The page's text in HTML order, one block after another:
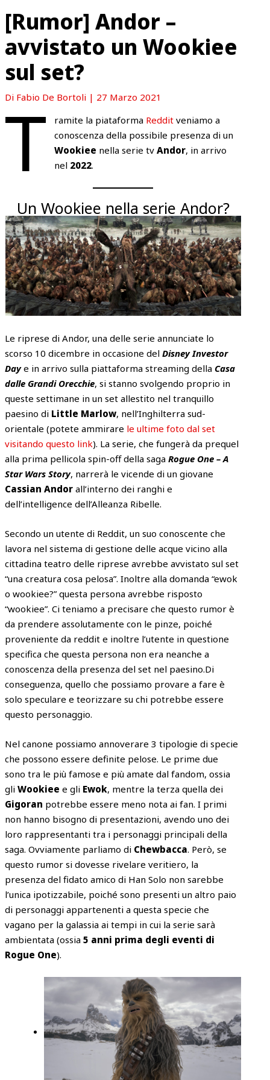
[Rumor] Andor –
avvistato un Wookiee
sul set?
Di Fabio De Bortoli | 27 Marzo 2021
T ramite la piataforma Redditveniamo a
conoscenza della possibile presenza di un
Wookiee nella serie tv Andor, in arrivo
nel 2022.
Un Wookiee nella serie Andor?
Le riprese di Andor, una delle serie annunciate lo
scorso 10 dicembre in occasione delDisney Investor
Daye in arrivo sulla piattaforma streaming della Casa
dalle Grandi Orecchie, si stanno svolgendo proprio in
queste settimane in un set allestito nel tranquillo
paesino di Little Marlow, nell’Inghilterra sud-
orientale (potete ammirare le ultime foto dal set
visitando questo link). La serie, che fungerà da prequel
alla prima pellicola spin-off della sagaRogue One – A
Star Wars Story, narrerà le vicende di un giovane
Cassian Andor all’interno dei ranghi e
dell’intelligence dell’Alleanza Ribelle.
Secondo un utente di Reddit, un suo conoscente che
lavora nel sistema di gestione delle acque vicino alla
cittadina teatro delle riprese avrebbe avvistato sul set
“una creatura cosa pelosa”. Inoltre alla domanda “ewok
o wookiee?” questa persona avrebbe risposto
“wookiee”. Ci teniamo a precisare che questo rumor è
da prendere assolutamente con le pinze, poiché
proveniente da reddit e inoltre l’utente in questione
specifica che questa persona non era neanche a
conoscenza della presenza del set nel paesino.Di
conseguenza, quello che possiamo provare a fare è
solo speculare e teorizzare su chi potrebbe essere
questo personaggio.
Nel canone possiamo annoverare 3 tipologie di specie
che possono essere definite pelose. Le prime due
sono tra le più famose e più amate dal fandom, ossia
gliWookiee e gli Ewok, mentre la terza quella dei
Gigoran potrebbe essere meno nota ai fan. I primi
non hanno bisogno di presentazioni, avendo uno dei
loro rappresentanti tra i personaggi principali della
saga. Ovviamente parliamo di Chewbacca. Però, se
questo rumor si dovesse rivelare veritiero, la
presenza del fidato amico di Han Solo non sarebbe
l’unica ipotizzabile, poiché sono presenti un altro paio
di personaggi appartenenti a questa specie che
vagano per la galassia ai tempi in cui la serie sarà
ambientata (ossia5 anni prima degli eventi di
Rogue One).